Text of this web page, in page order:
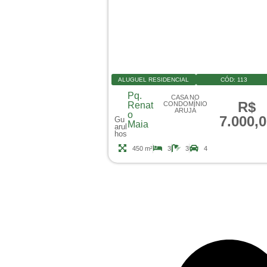
ALUGUEL RESIDENCIAL CÓD: 113
Gu
arul
hos
Pq.
Renat
o
Maia
CASA NO
CONDOMÍNIO
ARUJÁ
R$
450 m² 3 3 4